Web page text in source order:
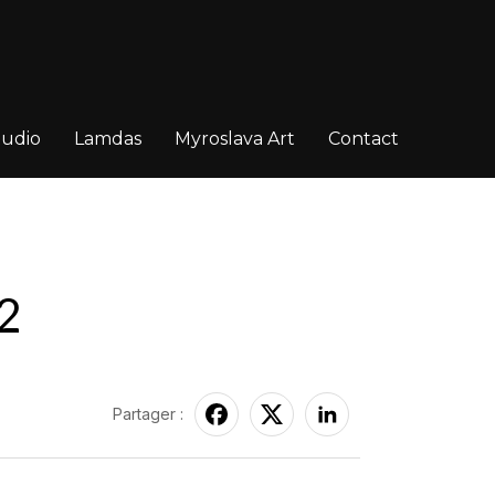
Lamdas Myroslava Art Contact
Partager :